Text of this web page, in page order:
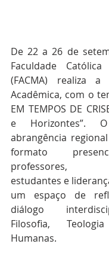
De 22 a 26 de
Faculdade
(FACMA) realiza a
Acadêmica, com o
EM TEMPOS DE
e Horizontes”.
abrangência
formato
professores,
estudantes e
um espaço de
diálogo
Filosofia,
Humanas.